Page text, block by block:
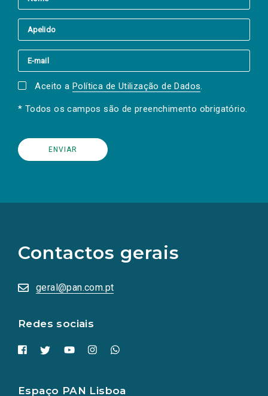
Aceito a Política de Utilização de Dados.
* Todos os campos são de preenchimento obrigatório.
Contactos gerais
geral@pan.com.pt
Redes sociais
redes
sociais
numa
nova
Espaço PAN Lisboa